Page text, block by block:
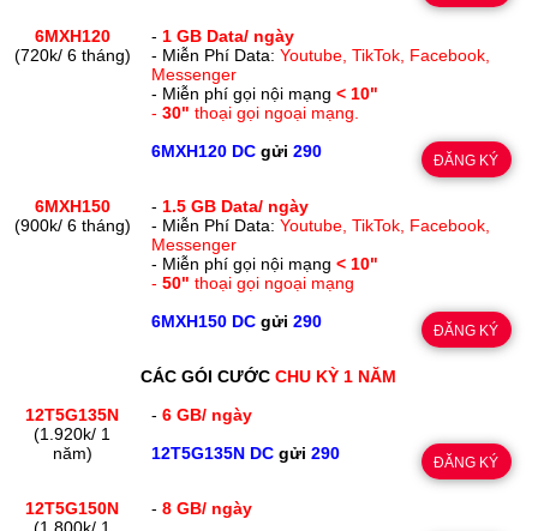
6MXH120
(720k/ 6 tháng)
- 1 GB Data/ ngày
- Miễn Phí Data:Youtube, TikTok, Facebook,
Messenger
- Miễn phí gọi nội mạng< 10"
-30"thoại gọi ngoại mạng.
6MXH120 DCgửi 290 ĐĂNG KÝ
6MXH150
(900k/ 6 tháng)
- 1.5 GB Data/ ngày
- Miễn Phí Data:Youtube, TikTok, Facebook,
Messenger
- Miễn phí gọi nội mạng< 10"
-50"thoại gọi ngoại mạng
6MXH150 DCgửi 290 ĐĂNG KÝ
CÁC GÓI CƯỚCCHU KỲ 1 NĂM
12T5G135N
(1.920k/ 1
năm)
-6 GB/ ngày
12T5G135N DCgửi 290 ĐĂNG KÝ
12T5G150N
-8 GB/ ngày